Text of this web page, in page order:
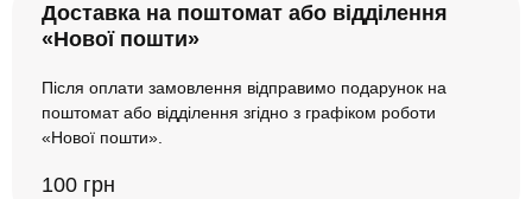
Доставка на поштомат або відділення
«Нової пошти»
Після оплати замовлення відправимо подарунок на
поштомат або відділення згідно з графіком роботи
«Нової пошти».
100 грн